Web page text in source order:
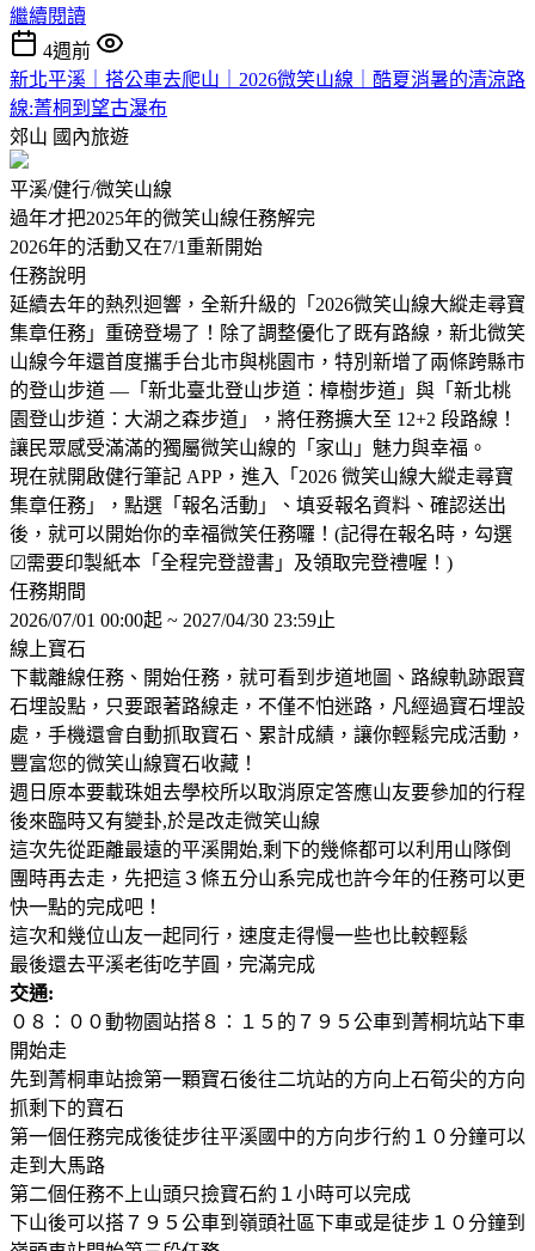
繼續閱讀
4週前
新北平溪｜搭公車去爬山｜2026微笑山線｜酷夏消暑的清涼路
線:菁桐到望古瀑布
郊山 國內旅遊
平溪/健行/微笑山線
過年才把2025年的微笑山線任務解完
2026年的活動又在7/1重新開始
任務說明
延續去年的熱烈迴響，全新升級的「2026微笑山線大縱走尋寶
集章任務」重磅登場了！除了調整優化了既有路線，新北微笑
山線今年還首度攜手台北市與桃園市，特別新增了兩條跨縣市
的登山步道 —「新北臺北登山步道：樟樹步道」與「新北桃
園登山步道：大湖之森步道」，將任務擴大至 12+2 段路線！
讓民眾感受滿滿的獨屬微笑山線的「家山」魅力與幸福。
現在就開啟健行筆記 APP，進入「2026 微笑山線大縱走尋寶
集章任務」，點選「報名活動」、填妥報名資料、確認送出
後，就可以開始你的幸福微笑任務囉！(記得在報名時，勾選
☑需要印製紙本「全程完登證書」及領取完登禮喔！)
任務期間
2026/07/01 00:00起 ~ 2027/04/30 23:59止
線上寶石
下載離線任務、開始任務，就可看到步道地圖、路線軌跡跟寶
石埋設點，只要跟著路線走，不僅不怕迷路，凡經過寶石埋設
處，手機還會自動抓取寶石、累計成績，讓你輕鬆完成活動，
豐富您的微笑山線寶石收藏！
週日原本要載珠姐去學校所以取消原定答應山友要參加的行程
後來臨時又有變卦,於是改走微笑山線
這次先從距離最遠的平溪開始,剩下的幾條都可以利用山隊倒
團時再去走，先把這３條五分山系完成也許今年的任務可以更
快一點的完成吧！
這次和幾位山友一起同行，速度走得慢一些也比較輕鬆
最後還去平溪老街吃芋圓，完滿完成
交通:
０８：００動物園站搭８：１５的７９５公車到菁桐坑站下車
開始走
先到菁桐車站撿第一顆寶石後往二坑站的方向上石筍尖的方向
抓剩下的寶石
第一個任務完成後徒步往平溪國中的方向步行約１０分鐘可以
走到大馬路
第二個任務不上山頭只撿寶石約１小時可以完成
下山後可以搭７９５公車到嶺頭社區下車或是徒步１０分鐘到